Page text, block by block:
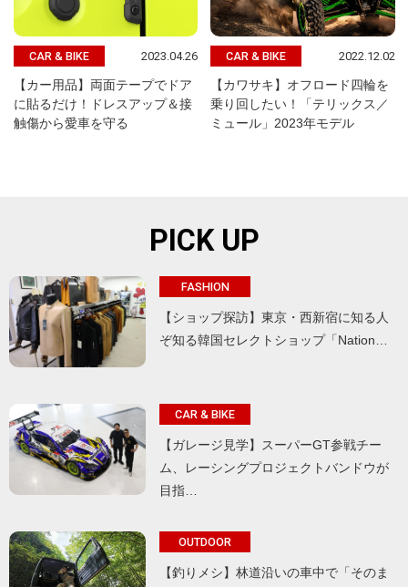
CAR & BIKE 2023.04.26
【カー用品】両面テープでドア
に貼るだけ！ドレスアップ＆接
触傷から愛車を守る
CAR & BIKE 2022.12.02
【カワサキ】オフロード四輪を
乗り回したい！「テリックス／
ミュール」2023年モデル
PICK UP
FASHION
【ショップ探訪】東京・西新宿に知る人
ぞ知る韓国セレクトショップ「Nation…
CAR & BIKE
【ガレージ見学】スーパーGT参戦チー
ム、レーシングプロジェクトバンドウが
目指…
OUTDOOR
【釣りメシ】林道沿いの車中で「そのま